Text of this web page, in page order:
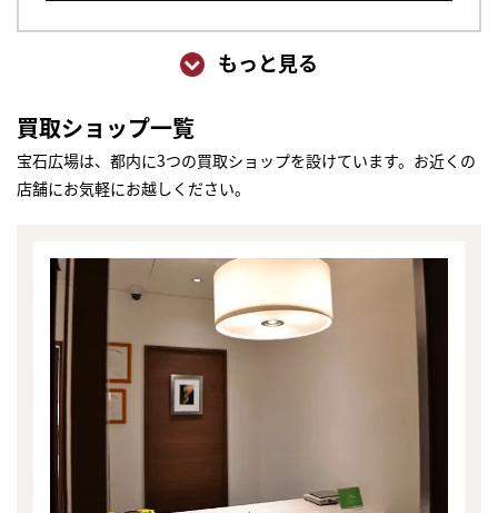
もっと見る
買取ショップ一覧
宝石広場は、都内に3つの買取ショップを設けています。お近くの
店舗にお気軽にお越しください。